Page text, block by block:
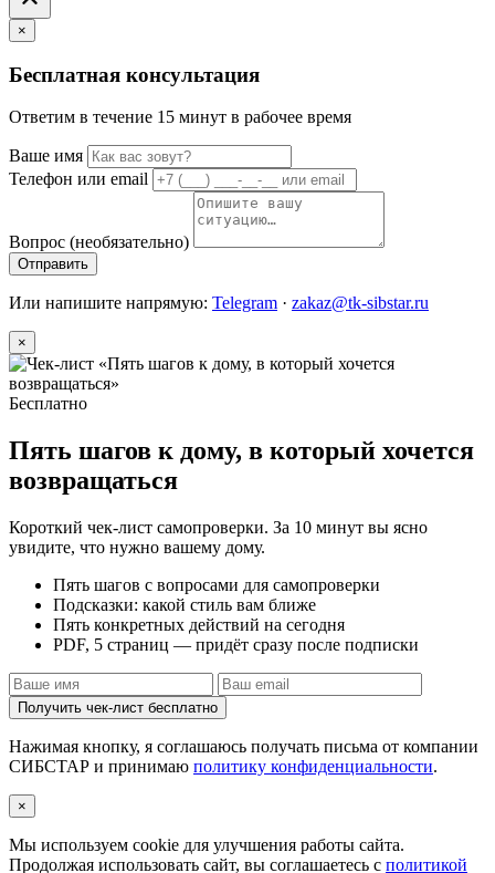
×
Бесплатная консультация
Ответим в течение 15 минут в рабочее время
Ваше имя
Телефон или email
Вопрос (необязательно)
Отправить
Или напишите напрямую: Telegram · zakaz@tk-sibstar.ru
×
Бесплатно
Пять шагов к дому, в который хочется
возвращаться
Короткий чек-лист самопроверки. За 10 минут вы ясно
увидите, что нужно вашему дому.
Пять шагов с вопросами для самопроверки
Подсказки: какой стиль вам ближе
Пять конкретных действий на сегодня
PDF, 5 страниц — придёт сразу после подписки
Получить чек-лист бесплатно
Нажимая кнопку, я соглашаюсь получать письма от компании
СИБСТАР и принимаю политику конфиденциальности.
×
Мы используем cookie для улучшения работы сайта.
Продолжая использовать сайт, вы соглашаетесь с политикой